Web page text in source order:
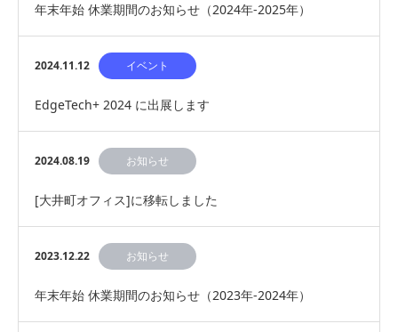
年末年始 休業期間のお知らせ（2024年-2025年）
2024.11.12 イベント
EdgeTech+ 2024 に出展します
2024.08.19 お知らせ
[大井町オフィス]に移転しました
2023.12.22 お知らせ
年末年始 休業期間のお知らせ（2023年-2024年）